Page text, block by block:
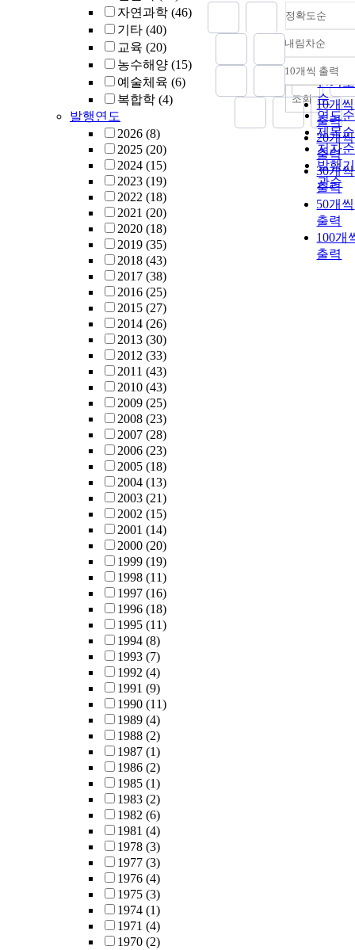
자연과학 (46)
기타 (40)
교육 (20)
농수해양 (15)
예술체육 (6)
복합학 (4)
발행연도
2026 (8)
2025 (20)
2024 (15)
2023 (19)
2022 (18)
2021 (20)
2020 (18)
2019 (35)
2018 (43)
2017 (38)
2016 (25)
2015 (27)
2014 (26)
2013 (30)
2012 (33)
2011 (43)
2010 (43)
2009 (25)
2008 (23)
2007 (28)
2006 (23)
2005 (18)
2004 (13)
2003 (21)
2002 (15)
2001 (14)
2000 (20)
1999 (19)
1998 (11)
1997 (16)
1996 (18)
1995 (11)
1994 (8)
1993 (7)
1992 (4)
1991 (9)
1990 (11)
1989 (4)
1988 (2)
1987 (1)
1986 (2)
1985 (1)
1983 (2)
1982 (6)
1981 (4)
1978 (3)
1977 (3)
1976 (4)
1975 (3)
1974 (1)
1971 (4)
1970 (2)
정확도순
정확도
순
인기도
순
연도순
제목순
저자순
발행기
관순
내림차순
내림
10개씩 출력
10개씩
출력
20개씩
출력
30개씩
출력
50개씩
출력
100개
출력
조회